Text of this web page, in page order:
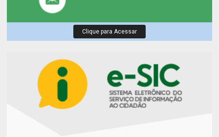
Clique para Acessar